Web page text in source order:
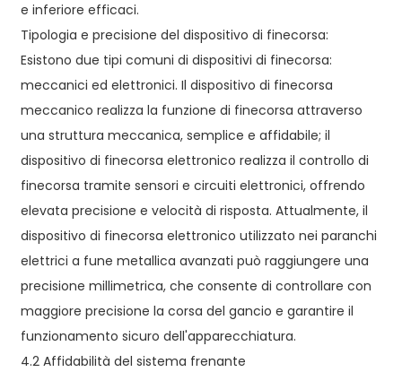
e inferiore efficaci.
Tipologia e precisione del dispositivo di finecorsa:
Esistono due tipi comuni di dispositivi di finecorsa:
meccanici ed elettronici. Il dispositivo di finecorsa
meccanico realizza la funzione di finecorsa attraverso
una struttura meccanica, semplice e affidabile; il
dispositivo di finecorsa elettronico realizza il controllo di
finecorsa tramite sensori e circuiti elettronici, offrendo
elevata precisione e velocità di risposta. Attualmente, il
dispositivo di finecorsa elettronico utilizzato nei paranchi
elettrici a fune metallica avanzati può raggiungere una
precisione millimetrica, che consente di controllare con
maggiore precisione la corsa del gancio e garantire il
funzionamento sicuro dell'apparecchiatura.
4.2 Affidabilità del sistema frenante